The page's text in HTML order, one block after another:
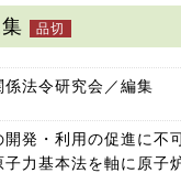
係法令研究会／編集
開発・利用の促進に不
子力基本法を軸に原子